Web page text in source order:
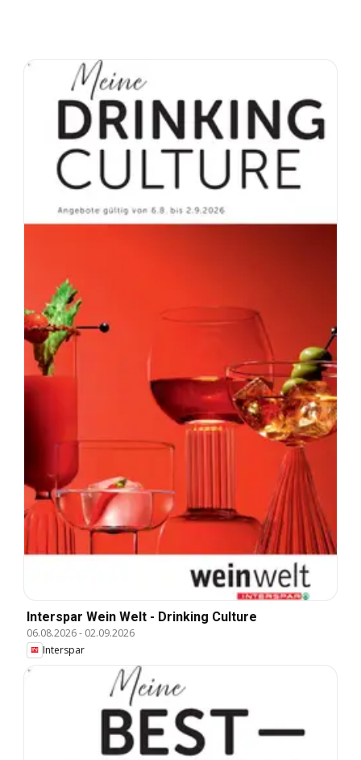
Interspar Wein Welt - Drinking Culture
06.08.2026- 02.09.2026
Interspar